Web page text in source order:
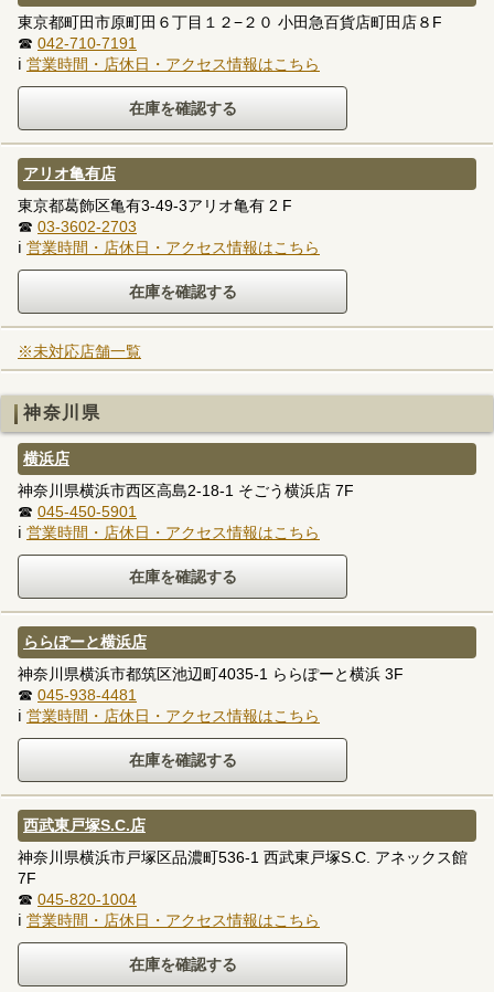
東京都町田市原町田６丁目１２−２０ 小田急百貨店町田店８F
☎ 042-710-7191
ℹ 営業時間・店休日・アクセス情報はこちら
アリオ亀有店
東京都葛飾区亀有3-49-3アリオ亀有 2 F
☎ 03-3602-2703
ℹ 営業時間・店休日・アクセス情報はこちら
※未対応店舗一覧
神奈川県
横浜店
神奈川県横浜市西区高島2-18-1 そごう横浜店 7F
☎ 045-450-5901
ℹ 営業時間・店休日・アクセス情報はこちら
ららぽーと横浜店
神奈川県横浜市都筑区池辺町4035-1 ららぽーと横浜 3F
☎ 045-938-4481
ℹ 営業時間・店休日・アクセス情報はこちら
西武東戸塚S.C.店
神奈川県横浜市戸塚区品濃町536-1 西武東戸塚S.C. アネックス館
7F
☎ 045-820-1004
ℹ 営業時間・店休日・アクセス情報はこちら